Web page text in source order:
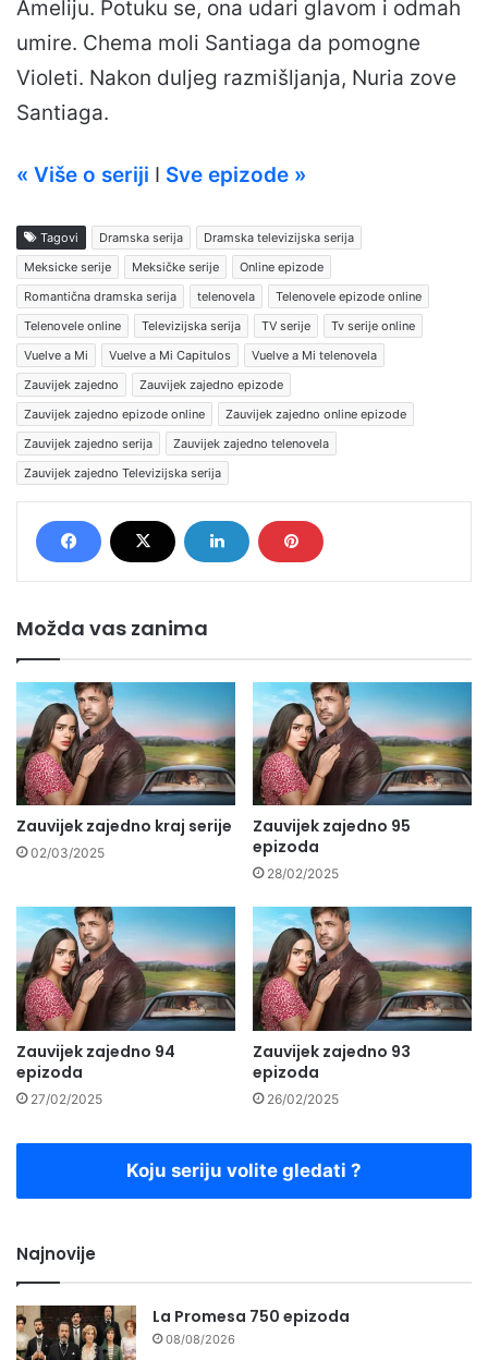
Ameliju. Potuku se, ona udari glavom i odmah
umire. Chema moli Santiaga da pomogne
Violeti. Nakon duljeg razmišljanja, Nuria zove
Santiaga.
« Više o seriji I Sve epizode »
Tagovi Dramska serija
Dramska televizijska serija
Meksicke serije
Meksičke serije
Online epizode
Romantična dramska serija
telenovela
Telenovele epizode online
Telenovele online
Televizijska serija TV serije
Tv serije online
Vuelve a Mi
Vuelve a Mi Capitulos
Vuelve a Mi telenovela
Zauvijek zajedno
Zauvijek zajedno epizode
Zauvijek zajedno epizode online
Zauvijek zajedno online epizode
Zauvijek zajedno serija
Zauvijek zajedno telenovela
Zauvijek zajedno Televizijska serija
Možda vas zanima
Zauvijek zajedno kraj serije
02/03/2025
Zauvijek zajedno 95
epizoda
28/02/2025
Zauvijek zajedno 94
epizoda
27/02/2025
Zauvijek zajedno 93
epizoda
26/02/2025
Koju seriju volite gledati ?
Najnovije
La Promesa 750 epizoda
08/08/2026